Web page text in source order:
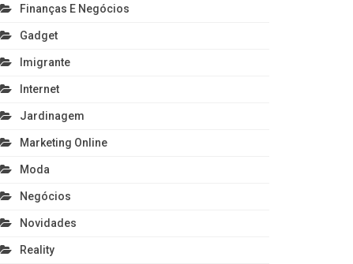
Finanças E Negócios
Gadget
Imigrante
Internet
Jardinagem
Marketing Online
Moda
Negócios
Novidades
Reality